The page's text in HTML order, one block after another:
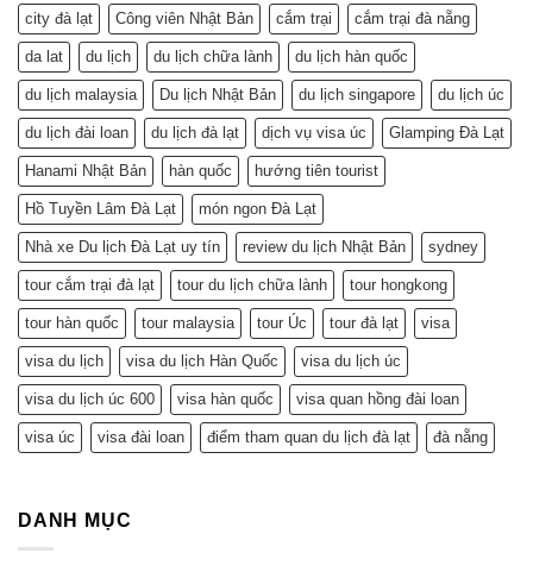
city đà lạt Công viên Nhật Bản cắm trại cắm trại đà nẵng
da lat du lịch du lịch chữa lành du lịch hàn quốc
du lịch malaysia Du lịch Nhật Bản du lịch singapore du lịch úc
du lịch đài loan du lịch đà lạt dịch vụ visa úc Glamping Đà Lạt
Hanami Nhật Bản hàn quốc hướng tiên tourist
Hồ Tuyền Lâm Đà Lạt món ngon Đà Lạt
Nhà xe Du lịch Đà Lạt uy tín review du lịch Nhật Bản sydney
tour cắm trại đà lạt tour du lịch chữa lành tour hongkong
tour hàn quốc tour malaysia tour Úc tour đà lạt visa
visa du lịch visa du lịch Hàn Quốc visa du lịch úc
visa du lịch úc 600 visa hàn quốc visa quan hồng đài loan
visa úc visa đài loan điểm tham quan du lịch đà lạt đà nẵng
DANH MỤC